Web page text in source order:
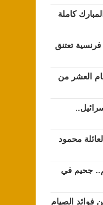
كاملة
فرنسية تعتنق
العشر من
محمود
جحيم في
فوائد الصيام